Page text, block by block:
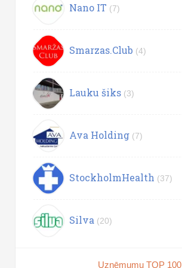
Nano IT (7)
Smarzas.Club (4)
Lauku šiks (3)
Ava Holding (7)
StockholmHealth (37)
Silva (20)
Uzņēmumu TOP 100